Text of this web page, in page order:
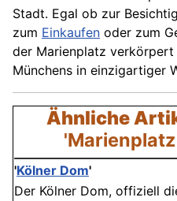
Stadt. Egal ob zur
zum Einkaufen oder zum
der Marienplatz verkörpert
Münchens in einzigartiger
Ähnliche
'Kölner Dom'
Der Kölner Dom, offiziell